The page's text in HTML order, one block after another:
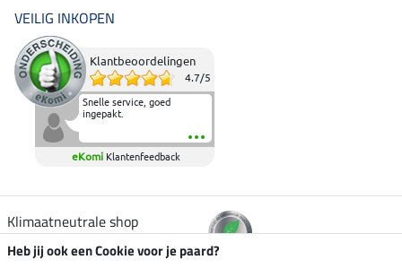
VEILIG INKOPEN
Klantbeoordelingen
4.7/5
Snelle service, goed
ingepakt.
eKomi Klantenfeedback
Klimaatneutrale shop
Heb jij ook een Cookie voor je paard?